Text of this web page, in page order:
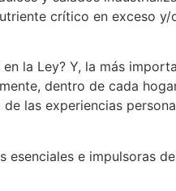
crítico en exceso y/
la Ley? Y, la más
dentro de cada
las experiencias
e impulsoras